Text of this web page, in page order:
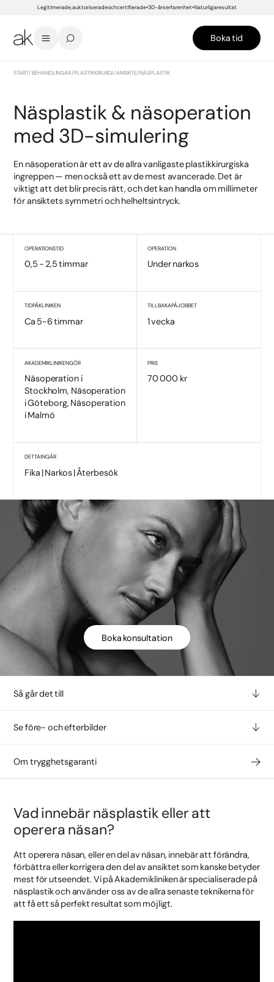
Legitimerade, auktoriserade och certifierade 30-års erfarenhet Naturliga resultat
Boka tid
START/BEHANDLINGAR/PLASTIKKIRURGI/ANSIKTE/NÄSPLASTIK
Näsplastik & näsoperation
med 3D-simulering
En näsoperation är ett av de allra vanligaste plastikkirurgiska
ingreppen — men också ett av de mest avancerade. Det är
viktigt att det blir precis rätt, och det kan handla om millimeter
för ansiktets symmetri och helheltsintryck.
OPERATIONSTID
0,5 - 2,5 timmar
OPERATION
Under narkos
TID PÅ KLINIKEN
Ca 5-6 timmar
TILLBAKA PÅ JOBBET
1 vecka
AKADEMIKLINIKEN GÖR
Näsoperation i
Stockholm, Näsoperation
i Göteborg, Näsoperation
i Malmö
PRIS
70 000 kr
DETTA INGÅR
Fika | Narkos | Återbesök
Boka konsultation
Så går det till
Se före- och efterbilder
Om trygghetsgaranti
Vad innebär näsplastik eller att
operera näsan?
Att operera näsan, eller en del av näsan, innebär att förändra,
förbättra eller korrigera den del av ansiktet som kanske betyder
mest för utseendet. Vi på Akademikliniken är specialiserade på
näsplastik och använder oss av de allra senaste teknikerna för
att få ett så perfekt resultat som möjligt.